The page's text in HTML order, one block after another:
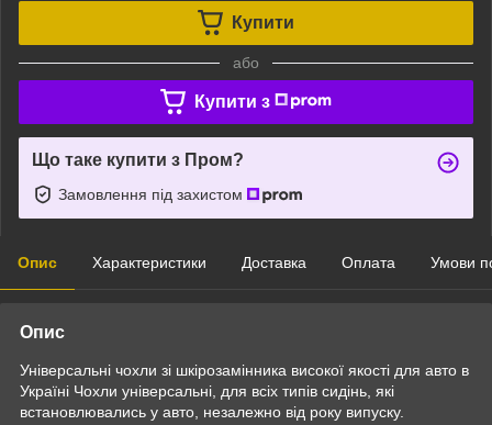
Купити
або
Купити з
Що таке купити з Пром?
Замовлення під захистом
Опис Характеристики Доставка Оплата Умови
Опис
Універсальні чохли зі шкірозамінника високої якості для авто в
Україні Чохли універсальні, для всіх типів сидінь, які
встановлювались у авто, незалежно від року випуску.